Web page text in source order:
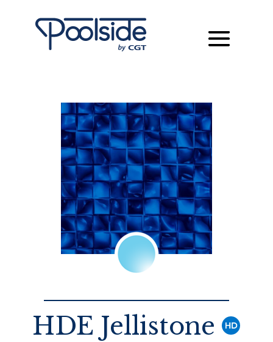
HDE Jellistone